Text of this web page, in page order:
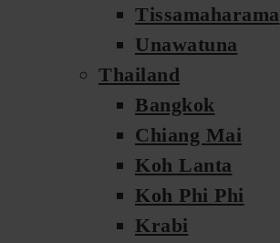
Tissamaharama
Unawatuna
Thailand
Bangkok
Chiang Mai
Koh Lanta
Koh Phi Phi
Krabi